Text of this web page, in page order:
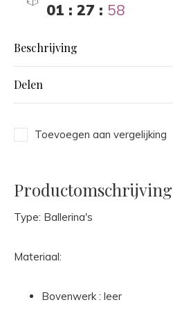
01 : 27 : 58
Beschrijving
Delen
Toevoegen aan vergelijking
Productomschrijving
Type: Ballerina's
Materiaal:
Bovenwerk : leer